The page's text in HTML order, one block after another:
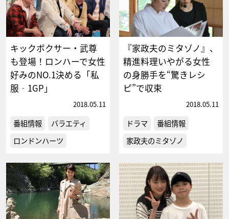
キックボクサー・武尊
も登場！ロンハーで女性
好みのNO.1決める「私
服‐1GP」
2018.05.11
番組情報
バラエティ
ロンドンハーツ
『家政夫のミタゾノ』、
精進料理いやがる女性
の身勝手を“驚きレシ
ピ”で収束
2018.05.11
ドラマ
番組情報
家政夫のミタゾノ